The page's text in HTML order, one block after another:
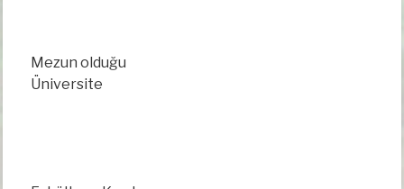
Mezun olduğu
Üniversite